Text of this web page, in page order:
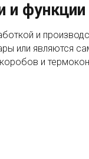
и функции
и
или являются
и